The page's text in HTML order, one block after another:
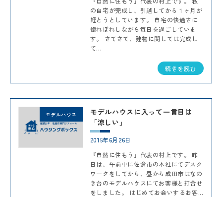
の自宅が完成し、引越してから１ヶ月が
経とうとしています。 自宅の快適さに
惚れぼれしながら毎日を過ごしていま
す。 さてさて、建物に関しては完成し
て...
続きを読む
モデルハウス
モデルハウスに入って一言目は
「涼しい」
2015年6月26日
『自然に住もう』代表の村上です。 昨
日は、午前中に佐倉市の本社にてデスク
ワークをしてから、昼から成田市はなの
き台のモデルハウスにてお客様と打合せ
をしました。 はじめてお会いするお客...